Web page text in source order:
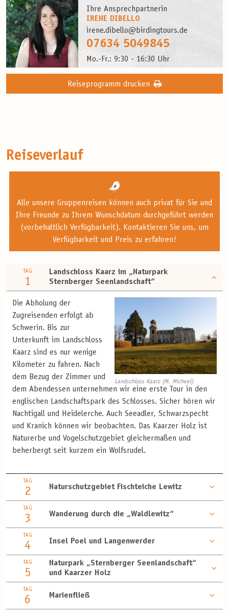
Ihre Ansprechpartnerin
IRENE DIBELLO
irene.dibello@birdingtours.de
07634 5049845
Mo.-Fr.: 9:30 - 16:30 Uhr
Reiseprogramm drucken
Reiseverlauf
Alle unsere Gruppenreisen können auch privat für Sie und
Ihre Freunde zu Ihrem Wunschdatum durchgeführt werden
(vorbehaltlich Verfügbarkeit). Kontaktieren Sie uns, um
Verfügbarkeit und Preis zu erfahren!
TAG
1
Landschloss Kaarz im „Naturpark
Sternberger Seenlandschaft“
Landschloss Kaarz (M. Micheel)
Die Abholung der
Zugreisenden erfolgt ab
Schwerin. Bis zur
Unterkunft im Landschloss
Kaarz sind es nur wenige
Kilometer zu fahren. Nach
dem Bezug der Zimmer und
dem Abendessen unternehmen wir eine erste Tour in den
englischen Landschaftspark des Schlosses. Sicher hören wir
Nachtigall und Heidelerche. Auch Seeadler, Schwarzspecht
und Kranich können wir beobachten. Das Kaarzer Holz ist
Naturerbe und Vogelschutzgebiet gleichermaßen und
beherbergt seit kurzem ein Wolfsrudel.
TAG
2 Naturschutzgebiet Fischteiche Lewitz
TAG
3 Wanderung durch die „Waldlewitz“
TAG
4 Insel Poel und Langenwerder
TAG
5
Naturpark „Sternberger Seenlandschaft“
und Kaarzer Holz
TAG
6 Marienfließ